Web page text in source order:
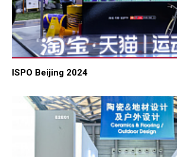
ISPO Beijing 2024